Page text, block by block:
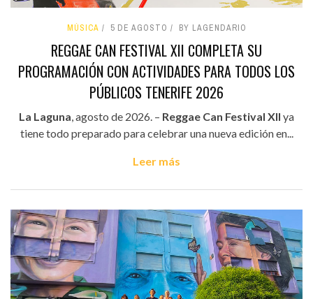
MÚSICA 5 DE AGOSTO BY LAGENDARIO
REGGAE CAN FESTIVAL XII COMPLETA SU
PROGRAMACIÓN CON ACTIVIDADES PARA TODOS LOS
PÚBLICOS TENERIFE 2026
La Laguna , agosto de 2026. – Reggae Can Festival XII ya
tiene todo preparado para celebrar una nueva edición en...
Leer más